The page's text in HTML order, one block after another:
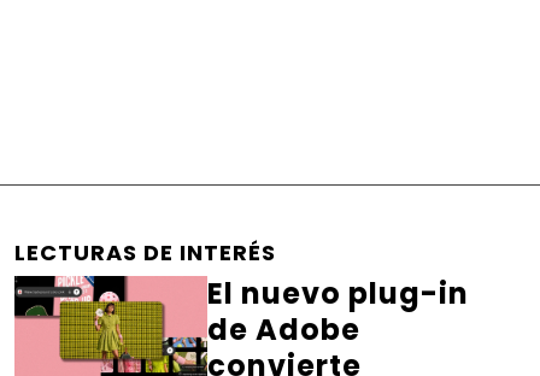
LECTURAS DE INTERÉS
El nuevo plug-in
de Adobe
convierte